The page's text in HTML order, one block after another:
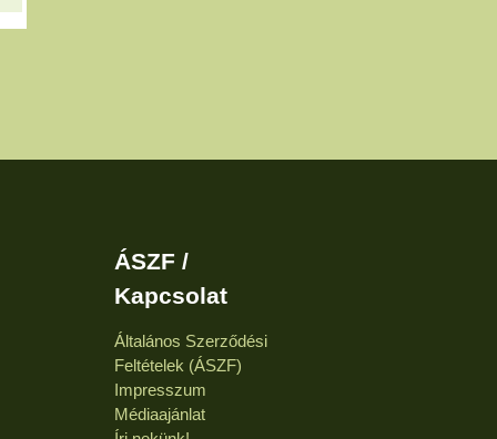
ÁSZF /
Kapcsolat
Általános Szerződési
Feltételek (ÁSZF)
Impresszum
Médiaajánlat